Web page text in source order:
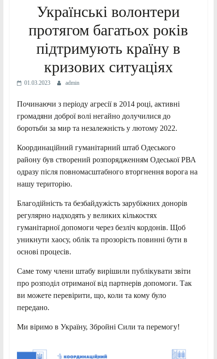
Українські волонтери
протягом багатьох років
підтримують країну в
кризових ситуаціях
01.03.2023 admin
Починаючи з періоду агресії в 2014 році, активні
громадяни доброї волі негайно долучилися до
боротьби за мир та незалежність у лютому 2022.
Координаційний гуманітарний штаб Одеського
району був створений розпорядженням Одеської РВА
одразу після повномасштабного вторгнення ворога на
нашу територію.
Благодійність та безбайдужість зарубіжних донорів
регулярно надходять у великих кількостях
гуманітарної допомоги через безліч кордонів. Щоб
уникнути хаосу, облік та прозорість повинні бути в
основі процесів.
Саме тому члени штабу вирішили публікувати звіти
про розподіл отриманої від партнерів допомоги. Так
ви можете перевірити, що, коли та кому було
передано.
Ми віримо в Україну, Збройні Сили та перемогу!